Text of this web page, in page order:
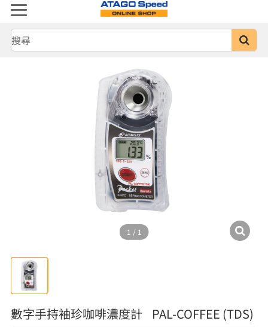
1 / 1
數字手持袖珍咖啡濃度計 PAL-COFFEE (TDS)